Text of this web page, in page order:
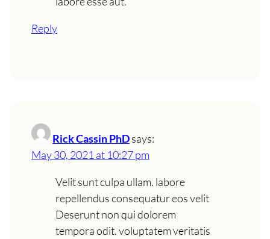
Reply
Rick Cassin PhDsays:
May 30, 2021 at 10:27 pm
Velit sunt culpa ullam. labore
repellendus consequatur eos velit
Deserunt non qui dolorem
tempora odit. voluptatem veritatis